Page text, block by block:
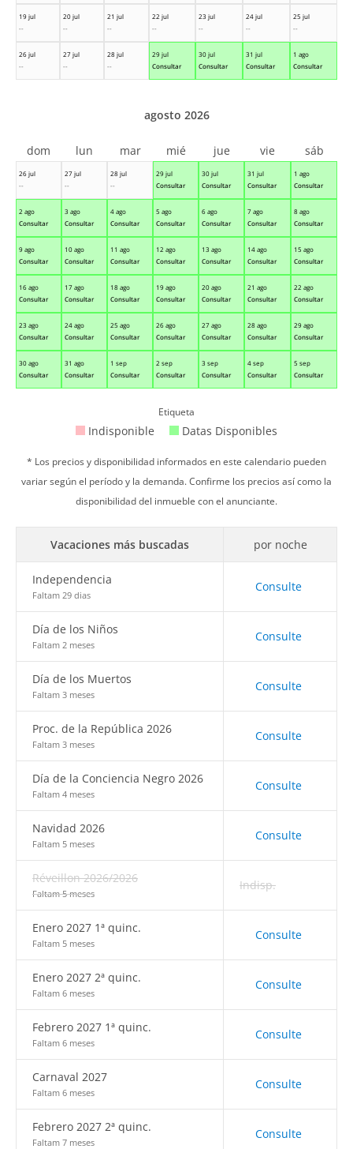
19 jul
--
20 jul
--
21 jul
--
22 jul
--
23 jul
--
24 jul
--
25 jul
--
26 jul
--
27 jul
--
28 jul
--
29 jul
Consultar
30 jul
Consultar
31 jul
Consultar
1 ago
Consultar
26 jul
--
27 jul
--
28 jul
--
29 jul
Consultar
30 jul
Consultar
31 jul
Consultar
1 ago
Consultar
2 ago
Consultar
3 ago
Consultar
4 ago
Consultar
5 ago
Consultar
6 ago
Consultar
7 ago
Consultar
8 ago
Consultar
9 ago
Consultar
10 ago
Consultar
11 ago
Consultar
12 ago
Consultar
13 ago
Consultar
14 ago
Consultar
15 ago
Consultar
16 ago
Consultar
17 ago
Consultar
18 ago
Consultar
19 ago
Consultar
20 ago
Consultar
21 ago
Consultar
22 ago
Consultar
23 ago
Consultar
24 ago
Consultar
25 ago
Consultar
26 ago
Consultar
27 ago
Consultar
28 ago
Consultar
29 ago
Consultar
30 ago
Consultar
31 ago
Consultar
1 sep
Consultar
2 sep
Consultar
3 sep
Consultar
4 sep
Consultar
5 sep
Consultar
agosto 2026
dom lun mar mié jue vie sáb
Etiqueta
Indisponible Datas Disponibles
* Los precios y disponibilidad informados en este calendario pueden
variar según el período y la demanda. Confirme los precios así como la
disponibilidad del inmueble con el anunciante.
Vacaciones más buscadas por noche
Independencia
Faltam 29 dias
Consulte
Día de los Niños
Faltam 2 meses
Consulte
Día de los Muertos
Faltam 3 meses
Consulte
Proc. de la República 2026
Faltam 3 meses
Consulte
Día de la Conciencia Negro 2026
Faltam 4 meses
Consulte
Navidad 2026
Faltam 5 meses
Consulte
Réveillon 2026/2026
Faltam 5 meses
Indisp.
Enero 2027 1ª quinc.
Faltam 5 meses
Consulte
Enero 2027 2ª quinc.
Faltam 6 meses
Consulte
Febrero 2027 1ª quinc.
Faltam 6 meses
Consulte
Carnaval 2027
Faltam 6 meses
Consulte
Febrero 2027 2ª quinc.
Faltam 7 meses
Consulte